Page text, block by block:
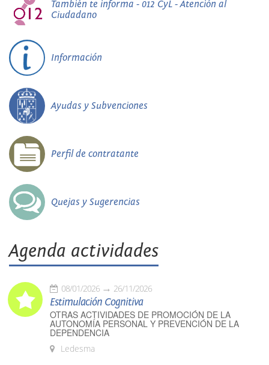
También te informa - 012 CyL - Atención al
Ciudadano
Información
Ayudas y Subvenciones
Perfil de contratante
Quejas y Sugerencias
Agenda actividades
08/01/2026 26/11/2026
Estimulación Cognitiva
OTRAS ACTIVIDADES DE PROMOCIÓN DE LA
AUTONOMÍA PERSONAL Y PREVENCIÓN DE LA
DEPENDENCIA
Ledesma